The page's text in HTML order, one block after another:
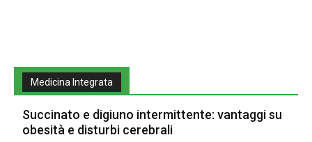
Medicina Integrata
Succinato e digiuno intermittente: vantaggi su
obesità e disturbi cerebrali